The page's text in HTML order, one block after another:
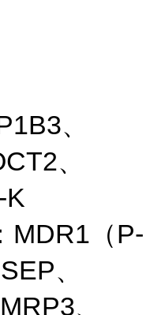
、
、
K
MDR1（P-
、
、